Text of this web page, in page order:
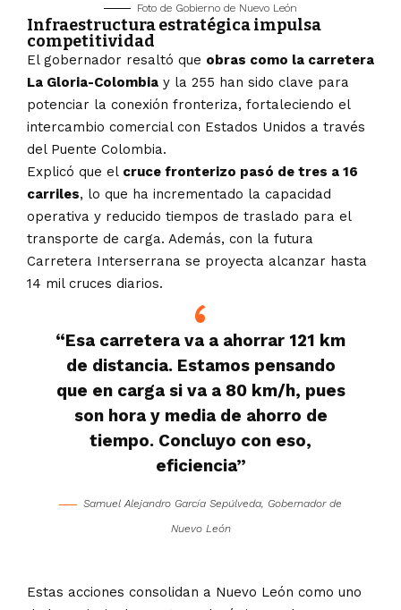
Foto de Gobierno de Nuevo León
Infraestructura estratégica impulsa
competitividad
El gobernador resaltó que obras como la carretera
La Gloria-Colombia y la 255 han sido clave para
potenciar la conexión fronteriza, fortaleciendo el
intercambio comercial con Estados Unidos a través
del Puente Colombia.
Explicó que el cruce fronterizo pasó de tres a 16
carriles, lo que ha incrementado la capacidad
operativa y reducido tiempos de traslado para el
transporte de carga. Además, con la futura
Carretera Interserrana se proyecta alcanzar hasta
14 mil cruces diarios.
“Esa carretera va a ahorrar 121 km
de distancia. Estamos pensando
que en carga si va a 80 km/h, pues
son hora y media de ahorro de
tiempo. Concluyo con eso,
eficiencia”
Samuel Alejandro García Sepúlveda, Gobernador de
Nuevo León
Estas acciones consolidan a Nuevo León como uno